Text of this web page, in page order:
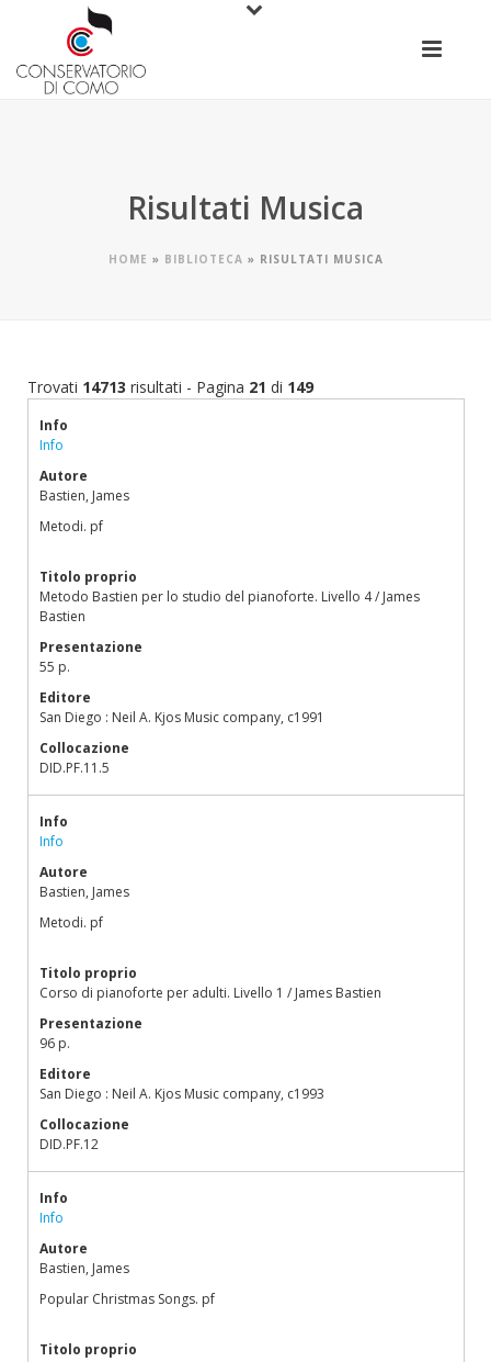
Risultati Musica
HOME » BIBLIOTECA » RISULTATI MUSICA
Trovati 14713 risultati - Pagina 21 di 149
Info
Info
Autore
Bastien, James
Metodi. pf
Titolo proprio
Metodo Bastien per lo studio del pianoforte. Livello 4 / James
Bastien
Presentazione
55 p.
Editore
San Diego : Neil A. Kjos Music company, c1991
Collocazione
DID.PF.11.5
Info
Info
Autore
Bastien, James
Metodi. pf
Titolo proprio
Corso di pianoforte per adulti. Livello 1 / James Bastien
Presentazione
96 p.
Editore
San Diego : Neil A. Kjos Music company, c1993
Collocazione
DID.PF.12
Info
Info
Autore
Bastien, James
Popular Christmas Songs. pf
Titolo proprio